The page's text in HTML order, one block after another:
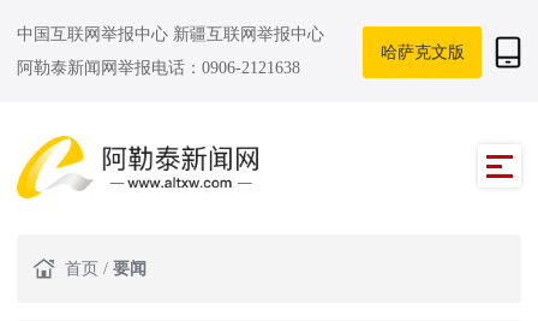
中国互联网举报中心 新疆互联网举报中心
阿勒泰新闻网举报电话：0906-2121638
哈萨克文版
首页 / 要闻